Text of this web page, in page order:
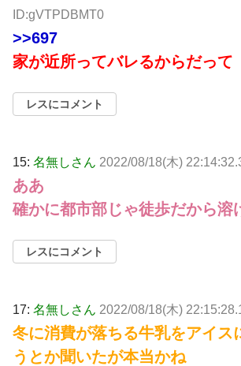
ID:gVTPDBMT0
>>697
家が近所ってバレるからだって
レスにコメント
15: 名無しさん 2022/08/18(木)
ああ
確かに都市部じゃ徒歩だから溶
レスにコメント
17: 名無しさん 2022/08/18(木)
冬に消費が落ちる牛乳をアイス
うとか聞いたが本当かね